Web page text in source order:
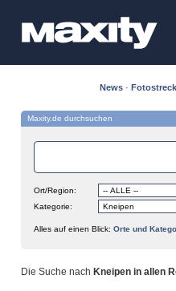
News ·
Maxity.de durchsuchen
Ort/Region:
Kategorie:
Alles auf einen Blick: Orte und
Die Suche nach Kneipen in allen